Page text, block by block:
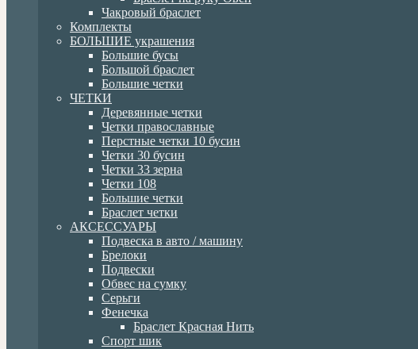
Чакровый браслет
Комплекты
БОЛЬШИЕ украшения
Большие бусы
Большой браслет
Большие четки
ЧЕТКИ
Деревянные четки
Четки православные
Перстные четки 10 бусин
Четки 30 бусин
Четки 33 зерна
Четки 108
Большие четки
Браслет четки
АКСЕССУАРЫ
Подвеска в авто / машину
Брелоки
Подвески
Обвес на сумку
Серьги
Фенечка
Браслет Красная Нить
Спорт шик